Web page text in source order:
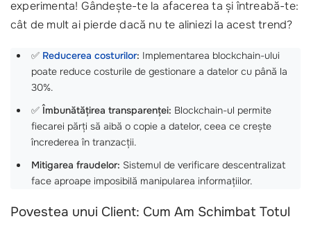
experimenta! Gândește-te la afacerea ta și întreabă-te:
cât de mult ai pierde dacă nu te aliniezi la acest trend?
✅ Reducerea costurilor: Implementarea blockchain-ului
poate reduce costurile de gestionare a datelor cu până la
30%.
✅Îmbunătățirea transparenței: Blockchain-ul permite
fiecarei părți să aibă o copie a datelor, ceea ce crește
încrederea în tranzacții.
Mitigarea fraudelor: Sistemul de verificare descentralizat
face aproape imposibilă manipularea informațiilor.
Povestea unui Client: Cum Am Schimbat Totul